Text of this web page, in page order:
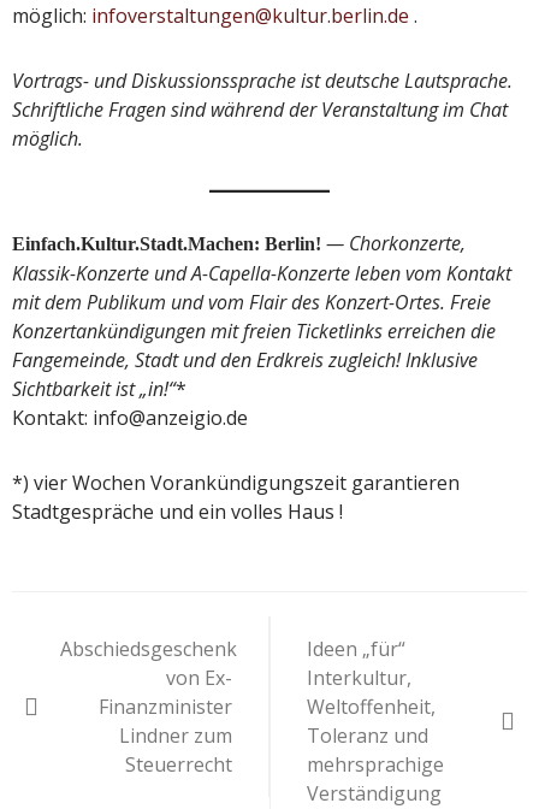
möglich: infoverstaltungen@kultur.berlin.de .
Vortrags- und Diskussionssprache ist deutsche Lautsprache.
Schriftliche Fragen sind während der Veranstaltung im Chat
möglich.
Einfach.Kultur.Stadt.Machen: Berlin! — Chorkonzerte,
Klassik-Konzerte und A-Capella-Konzerte leben vom Kontakt
mit dem Publikum und vom Flair des Konzert-Ortes. Freie
Konzertankündigungen mit freien Ticketlinks erreichen die
Fangemeinde, Stadt und den Erdkreis zugleich! Inklusive
Sichtbarkeit ist „in!“*
Kontakt: info@anzeigio.de
*) vier Wochen Vorankündigungszeit garantieren
Stadtgespräche und ein volles Haus !
Abschiedsgeschenk
von Ex-
Finanzminister
Lindner zum
Steuerrecht
Ideen „für“
Interkultur,
Weltoffenheit,
Toleranz und
mehrsprachige
Verständigung